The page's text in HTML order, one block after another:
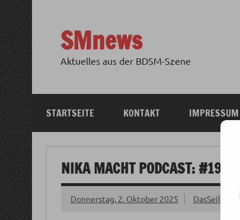
Zum
Inhalt
springen
SMnews
Aktuelles aus der BDSM-Szene
STARTSEITE KONTAKT IMPRESSUM
NIKA MACHT PODCAST: #191
Donnerstag, 2. Oktober 2025 DasSeil